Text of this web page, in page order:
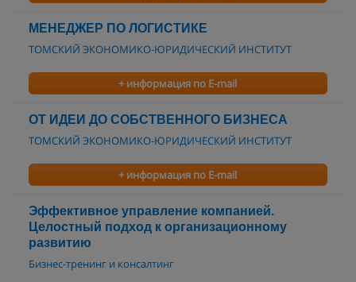
МЕНЕДЖЕР ПО ЛОГИСТИКЕ
ТОМСКИЙ ЭКОНОМИКО-ЮРИДИЧЕСКИЙ ИНСТИТУТ
+ информация по E-mail
ОТ ИДЕИ ДО СОБСТВЕННОГО БИЗНЕСА
ТОМСКИЙ ЭКОНОМИКО-ЮРИДИЧЕСКИЙ ИНСТИТУТ
+ информация по E-mail
Эффективное управление компанией.
Целостный подход к организационному
развитию
Бизнес-тренинг и консалтинг